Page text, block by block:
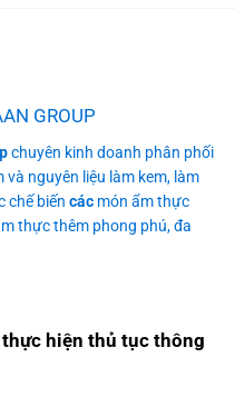
GROUP
chuyên kinh doanh phân phối
nguyên liệu làm kem, làm
chế biến các món ẩm thực
thực thêm phong phú, đa
hiện thủ tục thông